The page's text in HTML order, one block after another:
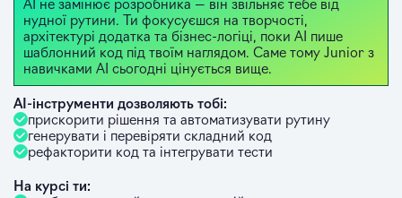
нудної рутини. Ти фокусуєшся на творчості,
архітектурі додатка та бізнес-логіці, поки AI пише
шаблонний код під твоїм наглядом. Саме тому Junior з
навичками AI сьогодні цінується вище.
AI-інструменти дозволяють тобі:
прискорити рішення та автоматизувати рутину
генерувати і перевіряти складний код
рефакторити код та інтегрувати тести
На курсі ти: